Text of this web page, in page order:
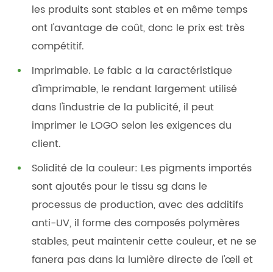
les produits sont stables et en même temps
ont l'avantage de coût, donc le prix est très
compétitif.
Imprimable. Le fabic a la caractéristique
d'imprimable, le rendant largement utilisé
dans l'industrie de la publicité, il peut
imprimer le LOGO selon les exigences du
client.
Solidité de la couleur: Les pigments importés
sont ajoutés pour le tissu sg dans le
processus de production, avec des additifs
anti-UV, il forme des composés polymères
stables, peut maintenir cette couleur, et ne se
fanera pas dans la lumière directe de l'œil et